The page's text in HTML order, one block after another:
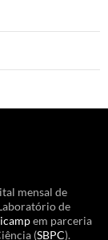
mensal de
de
em parceria
(SBPC).